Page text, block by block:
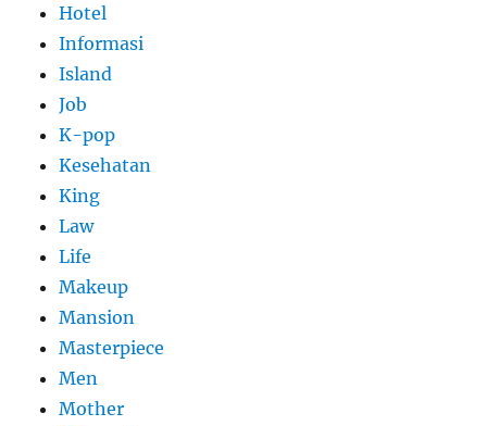
Hotel
Informasi
Island
Job
K-pop
Kesehatan
King
Law
Life
Makeup
Mansion
Masterpiece
Men
Mother